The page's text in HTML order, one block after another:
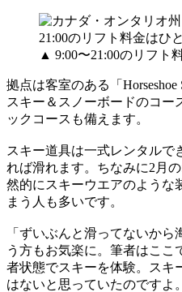
▲ 9:00〜21:00のリフト
拠点は客室のある「
スキー＆スノーボードのコー
ックコースも備えます。
スキー道具は一式レンタルで
れば滑れます。ちなみに2月
然的にスキーウエアのような
まう人も多いです。
「ずいぶんと滑ってないか
う方もお気楽に。筆者はここ
者状態でスキーを体験。スキ
はないと思っていたのですよ